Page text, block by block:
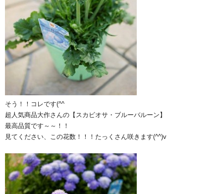
そう！！コレです(^^ゞ
超人気商品大作さんの【スカビオサ・ブルーバルーン】
最高品質です～～！！
見てください、この花数！！！たっくさん咲きます(^^)v